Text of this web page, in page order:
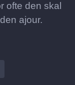
ofte den skal
ajour.